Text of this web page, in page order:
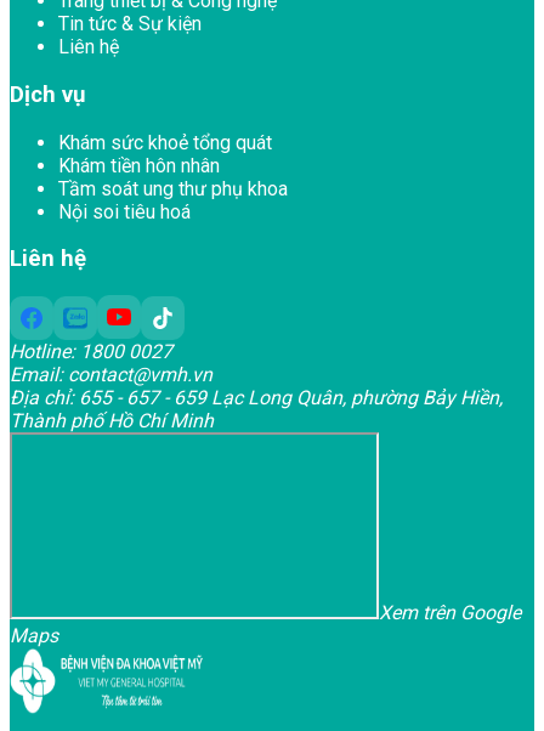
Tin tức & Sự kiện
Liên hệ
Dịch vụ
Khám sức khoẻ tổng quát
Khám tiền hôn nhân
Tầm soát ung thư phụ khoa
Nội soi tiêu hoá
Liên hệ
Hotline: 1800 0027
Email: contact@vmh.vn
Địa chỉ: 655 - 657 - 659 Lạc Long Quân, phường Bảy Hiền,
Thành phố Hồ Chí Minh
Xem trên Google
Maps